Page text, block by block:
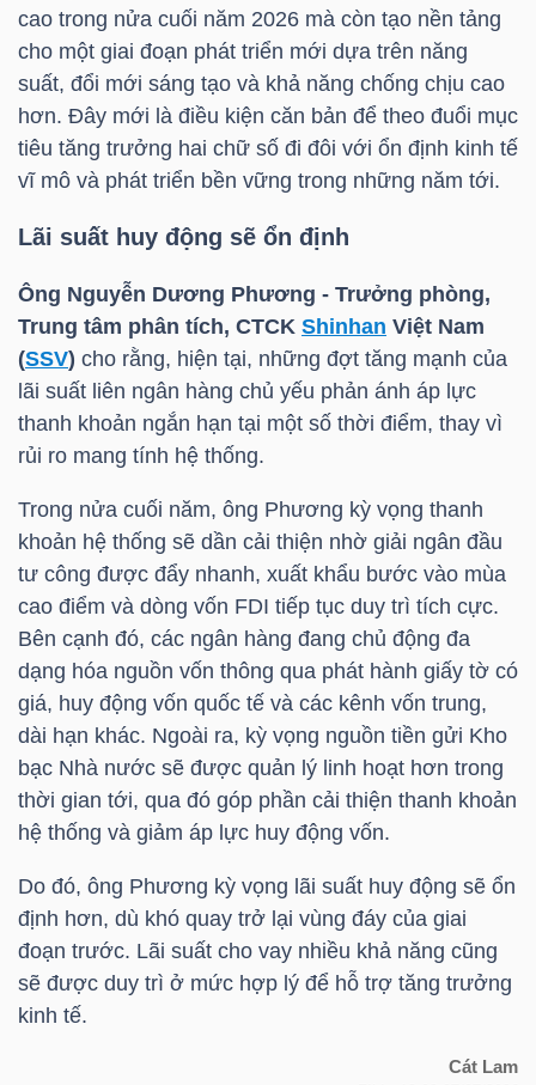
cao trong nửa cuối năm 2026 mà còn tạo nền tảng
cho một giai đoạn phát triển mới dựa trên năng
suất, đổi mới sáng tạo và khả năng chống chịu cao
hơn. Đây mới là điều kiện căn bản để theo đuổi mục
tiêu tăng trưởng hai chữ số đi đôi với ổn định kinh tế
vĩ mô và phát triển bền vững trong những năm tới.
Lãi suất huy động sẽ ổn định
Ông Nguyễn Dương Phương - Trưởng phòng,
Trung tâm phân tích, CTCK Shinhan Việt Nam
(SSV) cho rằng, hiện tại, những đợt tăng mạnh của
lãi suất liên ngân hàng chủ yếu phản ánh áp lực
thanh khoản ngắn hạn tại một số thời điểm, thay vì
rủi ro mang tính hệ thống.
Trong nửa cuối năm, ông Phương kỳ vọng thanh
khoản hệ thống sẽ dần cải thiện nhờ giải ngân đầu
tư công được đẩy nhanh, xuất khẩu bước vào mùa
cao điểm và dòng vốn FDI tiếp tục duy trì tích cực.
Bên cạnh đó, các ngân hàng đang chủ động đa
dạng hóa nguồn vốn thông qua phát hành giấy tờ có
giá, huy động vốn quốc tế và các kênh vốn trung,
dài hạn khác. Ngoài ra, kỳ vọng nguồn tiền gửi Kho
bạc Nhà nước sẽ được quản lý linh hoạt hơn trong
thời gian tới, qua đó góp phần cải thiện thanh khoản
hệ thống và giảm áp lực huy động vốn.
Do đó, ông Phương kỳ vọng lãi suất huy động sẽ ổn
định hơn, dù khó quay trở lại vùng đáy của giai
đoạn trước. Lãi suất cho vay nhiều khả năng cũng
sẽ được duy trì ở mức hợp lý để hỗ trợ tăng trưởng
kinh tế.
Cát Lam
Bài
viết
của
tác
giả
(-)
Báo
cáo
phân
tích
(-)
Thuật
ngữ
(-)
Dịch
vụ
(-)
Đào
Sách